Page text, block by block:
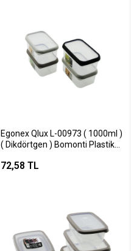
Egonex Qlux L-00973 ( 1000ml )
( Dikdörtgen ) Bomonti Plastik
72,58 TL